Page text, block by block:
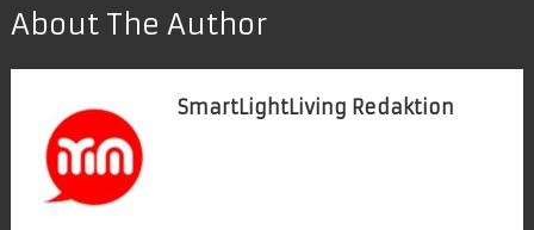
About The Author
SmartLightLiving Redaktion